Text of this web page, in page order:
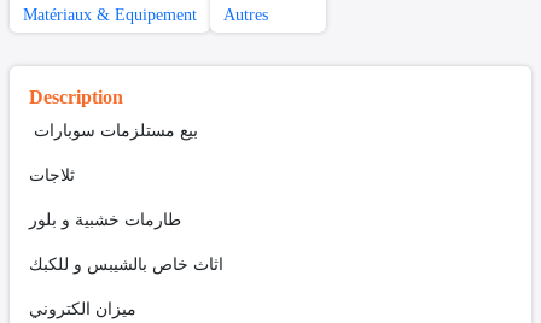
Matériaux & Equipement Autres
Description
ثلاجات
طارمات خشبية و بلور
اثاث خاص بالشيبس و للكبك
ميزان الكتروني